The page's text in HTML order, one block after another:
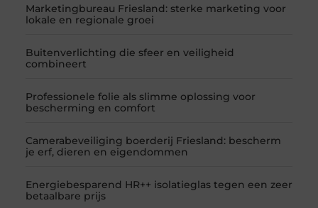
Marketingbureau Friesland: sterke marketing voor
lokale en regionale groei
Buitenverlichting die sfeer en veiligheid
combineert
Professionele folie als slimme oplossing voor
bescherming en comfort
Camerabeveiliging boerderij Friesland: bescherm
je erf, dieren en eigendommen
Energiebesparend HR++ isolatieglas tegen een zeer
betaalbare prijs